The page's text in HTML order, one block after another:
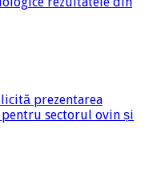
prezentarea
sectorul ovin și